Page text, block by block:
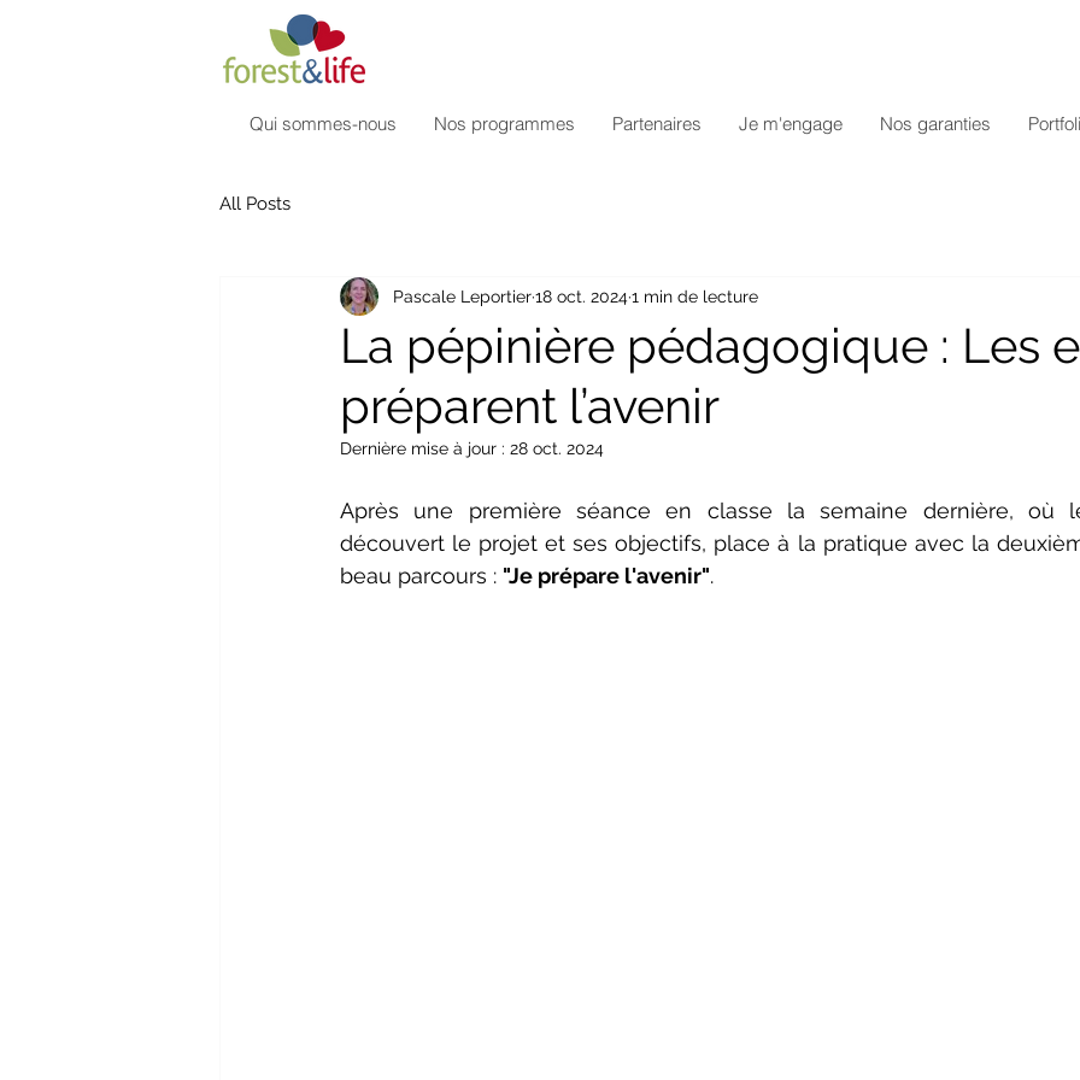
Qui sommes-nous Nos programmes Partenaires Je m'engage Nos garanties
All Posts
La pépinière pédagogique : Les
préparent l’avenir
Pascale Leportier18 oct. 20241 min de lecture
Dernière mise à jour : 28 oct. 2024
Après une première séance en classe la semaine dernière, où
découvert le projet et ses objectifs, place à la pratique avec la
beau parcours : "Je prépare l'avenir".